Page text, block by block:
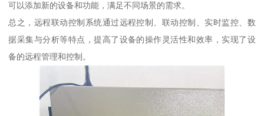
可以添加新的设备和功能，满足不同场景的需求。
总之，远程联动控制系统通过远程控制、联动控制、实时监控、数
据采集与分析等特点，提高了设备的操作灵活性和效率，实现了设
备的远程管理和控制。